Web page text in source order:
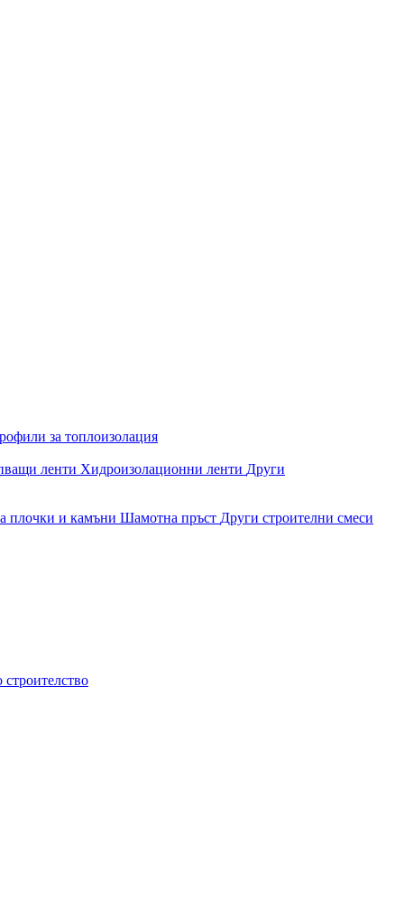
за топлоизолация
ленти Хидроизолационни ленти Други
плочки и камъни Шамотна пръст Други строителни смеси
строителство